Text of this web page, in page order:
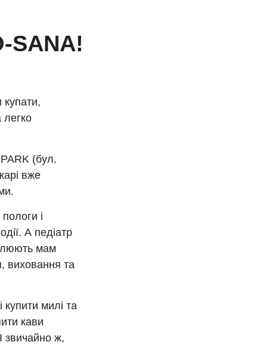
купати,
легко
(бул.
вже
і
А педіатр
мам
виховання та
милі та
кави
звичайно ж,